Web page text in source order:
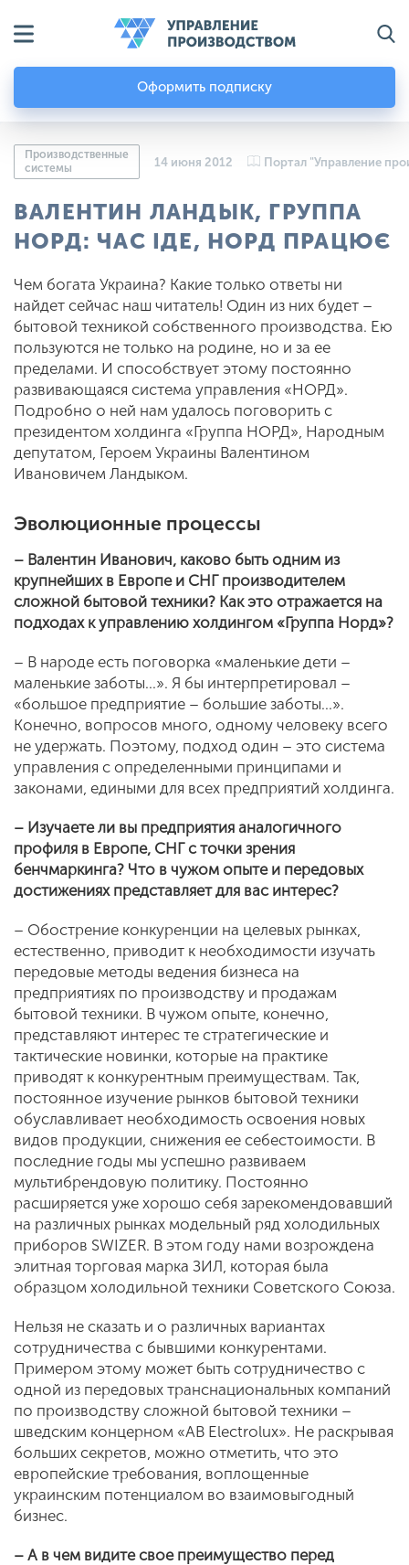
Оформить подписку
Производственные
системы
14 июня 2012 Портал "Управление
ВАЛЕНТИН ЛАНДЫК, ГРУППА
НОРД: ЧАС ІДЕ, НОРД ПРАЦЮЄ
Чем богата Украина? Какие только ответы ни
найдет сейчас наш читатель! Один из них будет –
бытовой техникой собственного производства. Ею
пользуются не только на родине, но и за ее
пределами. И способствует этому постоянно
развивающаяся система управления «НОРД».
Подробно о ней нам удалось поговорить с
президентом холдинга «Группа НОРД», Народным
депутатом, Героем Украины Валентином
Ивановичем Ландыком.
Эволюционные процессы
– Валентин Иванович, каково быть одним из
крупнейших в Европе и СНГ производителем
сложной бытовой техники? Как это отражается на
подходах к управлению холдингом «Группа Норд»?
– В народе есть поговорка «маленькие дети –
маленькие заботы…». Я бы интерпретировал –
«большое предприятие – большие заботы…».
Конечно, вопросов много, одному человеку всего
не удержать. Поэтому, подход один – это система
управления с определенными принципами и
законами, едиными для всех предприятий холдинга.
– Изучаете ли вы предприятия аналогичного
профиля в Европе, СНГ с точки зрения
бенчмаркинга? Что в чужом опыте и передовых
достижениях представляет для вас интерес?
– Обострение конкуренции на целевых рынках,
естественно, приводит к необходимости изучать
передовые методы ведения бизнеса на
предприятиях по производству и продажам
бытовой техники. В чужом опыте, конечно,
представляют интерес те стратегические и
тактические новинки, которые на практике
приводят к конкурентным преимуществам. Так,
постоянное изучение рынков бытовой техники
обуславливает необходимость освоения новых
видов продукции, снижения ее себестоимости. В
последние годы мы успешно развиваем
мультибрендовую политику. Постоянно
расширяется уже хорошо себя зарекомендовавший
на различных рынках модельный ряд холодильных
приборов SWIZER. В этом году нами возрождена
элитная торговая марка ЗИЛ, которая была
образцом холодильной техники Советского Союза.
Нельзя не сказать и о различных вариантах
сотрудничества с бывшими конкурентами.
Примером этому может быть сотрудничество с
одной из передовых транснациональных компаний
по производству сложной бытовой техники –
шведским концерном «AB Electrolux». Не раскрывая
больших секретов, можно отметить, что это
европейские требования, воплощенные
украинским потенциалом во взаимовыгодный
бизнес.
– А в чем видите свое преимущество перед